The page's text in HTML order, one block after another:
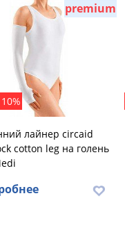
premium
лайнер circaid
cotton leg на голень